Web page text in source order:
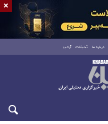
درباره ما تبلیغات آرشیو
×